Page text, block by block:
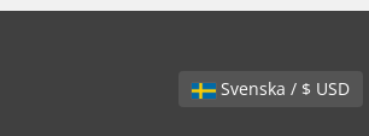
Svenska / $ USD